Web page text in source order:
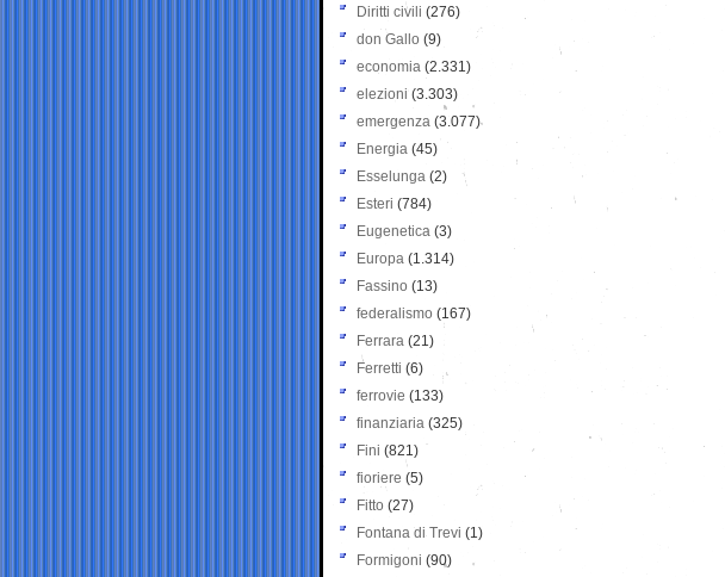
Diritti civili (276)
don Gallo (9)
economia (2.331)
elezioni (3.303)
emergenza (3.077)
Energia (45)
Esselunga (2)
Esteri (784)
Eugenetica (3)
Europa (1.314)
Fassino (13)
federalismo (167)
Ferrara (21)
Ferretti (6)
ferrovie (133)
finanziaria (325)
Fini (821)
fioriere (5)
Fitto (27)
Fontana di Trevi (1)
Formigoni (90)